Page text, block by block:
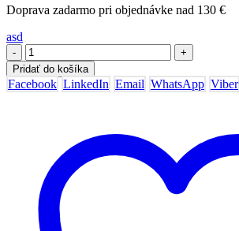
Doprava zadarmo pri objednávke nad 130 €
asd
-
+
Pridať do košíka
Facebook LinkedIn Email WhatsApp Viber